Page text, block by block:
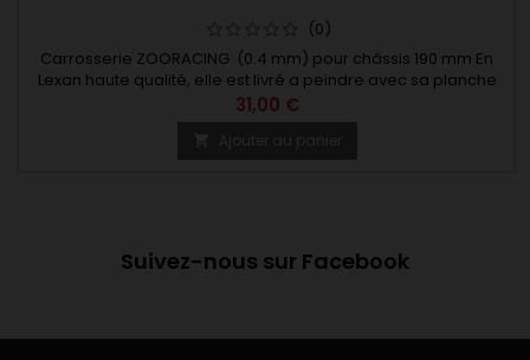
(0)
Carrosserie ZOORACING (0.4 mm) pour châssis 190 mm En
Lexan haute qualité, elle est livré a peindre avec sa planche
d'autocollants.
31,00 €
Suivez-nous sur Facebook